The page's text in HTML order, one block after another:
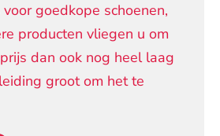
goedkope schoenen,
producten vliegen u om
dan ook nog heel laag
groot om het te